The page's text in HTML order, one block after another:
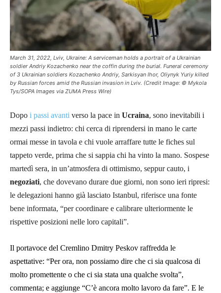
March 31, 2022, Lviv, Ukraine: A serviceman holds a portrait of a Ukrainian
soldier Andriy Kozachenko near the coffin during the burial. Funeral ceremony
of 3 Ukrainian soldiers Kozachenko Andriy, Sarkisyan Ihor, Oliynyk Yuriy killed
by Russian forces amid the Russian invasion in Lviv. (Credit Image: © Mykola
Tys/SOPA Images via ZUMA Press Wire)
Dopo i passi avanti verso la pace in Ucraina, sono inevitabili i
mezzi passi indietro: chi cerca di riprendersi in mano le carte
ormai messe in tavola e chi vuole arraffare tutte le fiches sul
tappeto verde, prima che si sappia chi ha vinto la mano. Sospese
martedì sera, in un’atmosfera di ottimismo, seppur cauto, i
negoziati, che dovevano durare due giorni, non sono ieri ripresi:
le delegazioni hanno già lasciato Istanbul, riferisce una fonte
bene informata, “per coordinare e calibrare ulteriormente le
rispettive posizioni nelle loro capitali”.
Il portavoce del Cremlino Dmitry Peskov raffredda le
aspettative: “Per ora, non possiamo dire che ci sia qualcosa di
molto promettente o che ci sia stata una qualche svolta”,
commenta; e aggiunge “C’è ancora molto lavoro da fare”. E le